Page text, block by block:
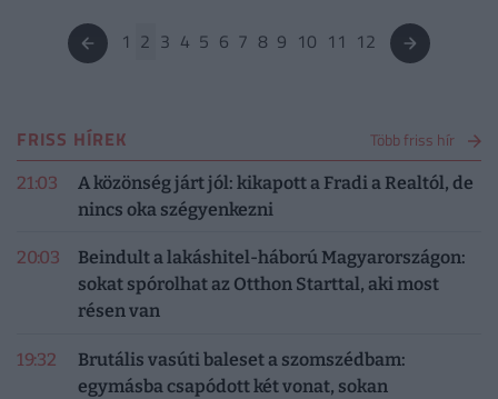
1 2 3 4 5 6 7 8 9 10 11 12
FRISS HÍREK Több friss hír
21:03
A közönség járt jól: kikapott a Fradi a Realtól, de
nincs oka szégyenkezni
20:03
Beindult a lakáshitel-háború Magyarországon:
sokat spórolhat az Otthon Starttal, aki most
résen van
19:32
Brutális vasúti baleset a szomszédbam:
egymásba csapódott két vonat, sokan